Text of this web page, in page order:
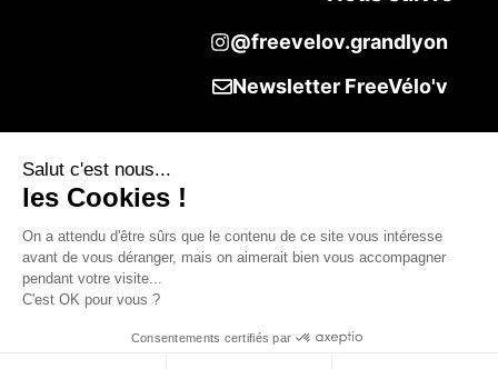
@freevelov.grandlyon
Newsletter FreeVélo'v
Salut c'est nous...
les Cookies !
On a attendu d'être sûrs que le contenu de ce site vous intéresse
avant de vous déranger, mais on aimerait bien vous accompagner
pendant votre visite...
C'est OK pour vous ?
Consentements certifiés par